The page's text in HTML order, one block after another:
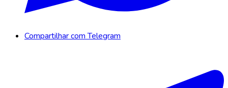
Compartilhar com Telegram